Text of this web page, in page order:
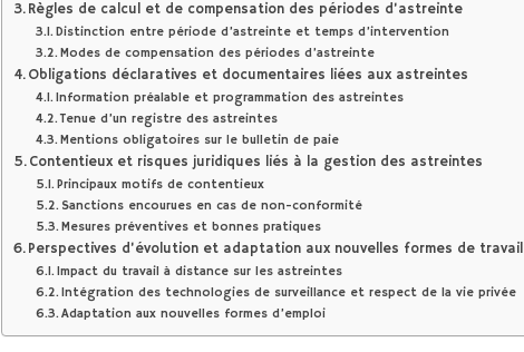
Règles de calcul et de compensation des périodes d’astreinte
Distinction entre période d’astreinte et temps d’intervention
Modes de compensation des périodes d’astreinte
Obligations déclaratives et documentaires liées aux astreintes
Information préalable et programmation des astreintes
Tenue d’un registre des astreintes
Mentions obligatoires sur le bulletin de paie
Contentieux et risques juridiques liés à la gestion des astreintes
Principaux motifs de contentieux
Sanctions encourues en cas de non-conformité
Mesures préventives et bonnes pratiques
Perspectives d’évolution et adaptation aux nouvelles formes de travail
Impact du travail à distance sur les astreintes
Intégration des technologies de surveillance et respect de la vie privée
Adaptation aux nouvelles formes d’emploi